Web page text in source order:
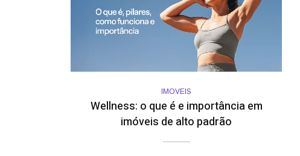
IMOVEIS
Wellness: o que é e importância em
imóveis de alto padrão